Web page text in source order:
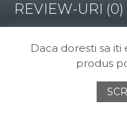
REVIEW-URI (0)
Daca doresti sa
produs